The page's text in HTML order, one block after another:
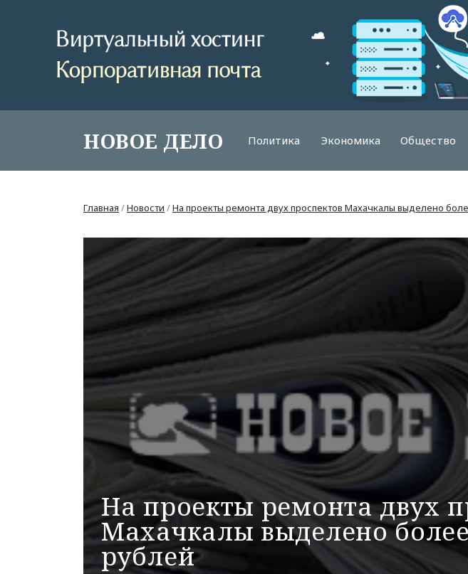
НОВОЕ ДЕЛО Политика Экономика Общество
Главная /Новости /На проекты ремонта двух проспектов Махачкалы выделено
На проекты ремонта двух
Махачкалы выделено
рублей